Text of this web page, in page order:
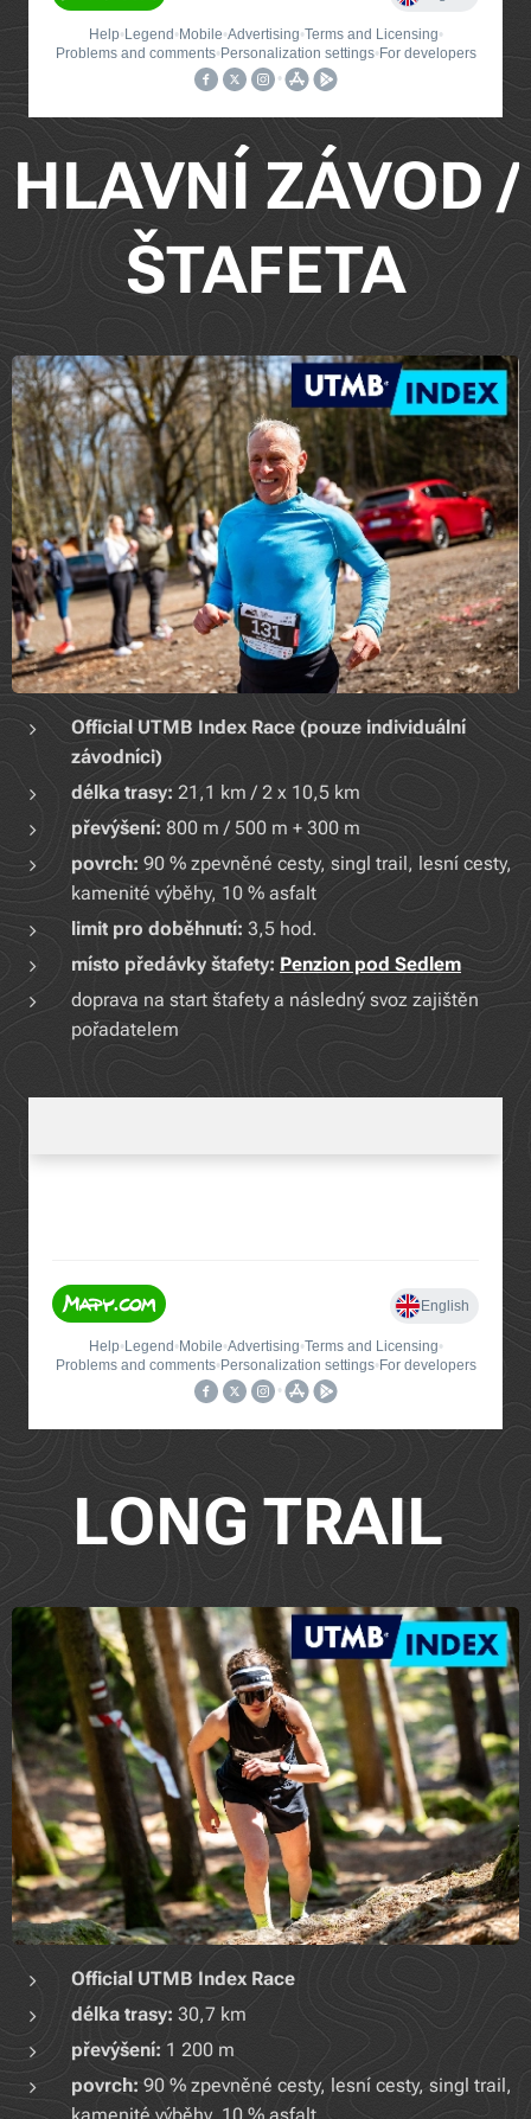
HLAVNÍ ZÁVOD /
ŠTAFETA
Official UTMB Index Race (pouze individuální
závodníci)
délka trasy: 21,1 km / 2 x 10,5 km
převýšení: 800 m / 500 m + 300 m
povrch: 90 % zpevněné cesty, singl trail, lesní cesty,
kamenité výběhy, 10 % asfalt
limit pro doběhnutí: 3,5 hod.
místo předávky štafety: Penzion pod Sedlem
doprava na start štafety a následný svoz zajištěn
pořadatelem
LONG TRAIL
Official UTMB Index Race
délka trasy: 30,7 km
převýšení: 1 200 m
povrch: 90 % zpevněné cesty, lesní cesty, singl trail,